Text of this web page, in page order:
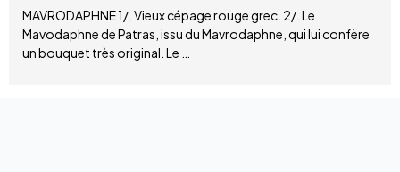
MAVRODAPHNE 1/. Vieux cépage rouge grec. 2/. Le
Mavodaphne de Patras, issu du Mavrodaphne, qui lui confère
un bouquet très original. Le …